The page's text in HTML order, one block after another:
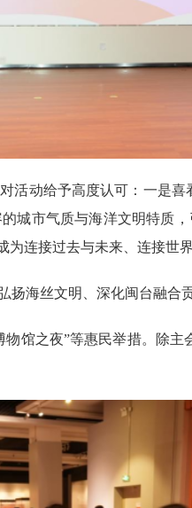
动给予高度认可：一是
城市气质与海洋文明特质
连接过去与未来、连接世
海丝文明、深化闽台融合
馆之夜”等惠民举措。除